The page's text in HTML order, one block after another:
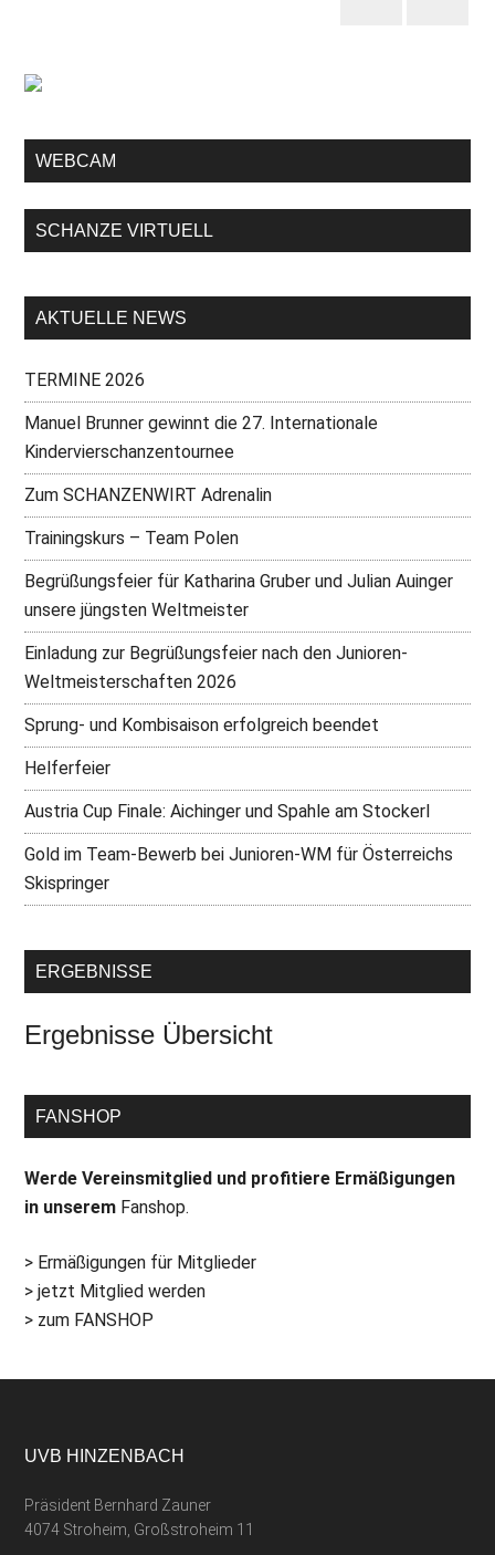
WEBCAM
SCHANZE VIRTUELL
AKTUELLE NEWS
TERMINE 2026
Manuel Brunner gewinnt die 27. Internationale
Kindervierschanzentournee
Zum SCHANZENWIRT Adrenalin
Trainingskurs – Team Polen
Begrüßungsfeier für Katharina Gruber und Julian Auinger
unsere jüngsten Weltmeister
Einladung zur Begrüßungsfeier nach den Junioren-
Weltmeisterschaften 2026
Sprung- und Kombisaison erfolgreich beendet
Helferfeier
Austria Cup Finale: Aichinger und Spahle am Stockerl
Gold im Team-Bewerb bei Junioren-WM für Österreichs
Skispringer
ERGEBNISSE
Ergebnisse Übersicht
FANSHOP
Werde Vereinsmitglied und profitiere Ermäßigungen
in unserem Fanshop.
> Ermäßigungen für Mitglieder
> jetzt Mitglied werden
> zum FANSHOP
UVB HINZENBACH
Präsident Bernhard Zauner
4074 Stroheim, Großstroheim 11